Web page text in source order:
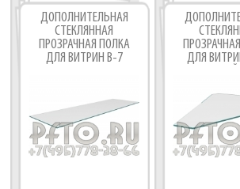
Фабрика торгового
ДОПОЛНИТЕЛЬНАЯ
СТЕКЛЯННАЯ
ПРОЗРАЧНАЯ ПОЛКА
ДЛЯ ВИТРИН В-7
ДЛЯ